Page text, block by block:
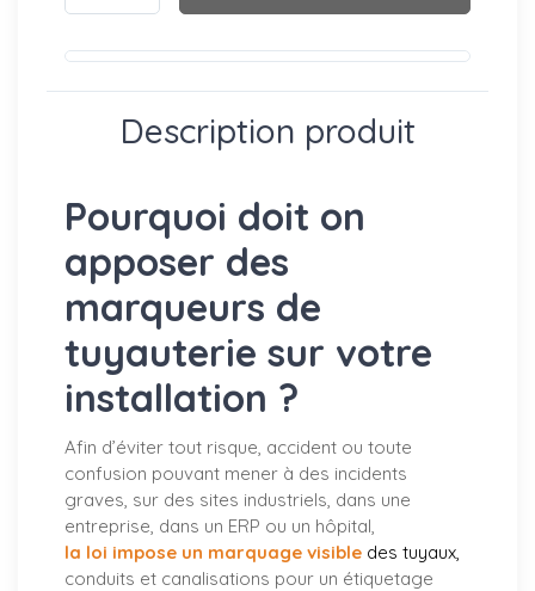
Description produit
Pourquoi doit on
apposer des
marqueurs de
tuyauterie sur votre
installation ?
Afin d’éviter tout risque, accident ou toute
confusion pouvant mener à des incidents
graves, sur des sites industriels, dans une
entreprise, dans un ERP ou un hôpital,
la loi impose un marquage visible des tuyaux,
conduits et canalisations pour un étiquetage